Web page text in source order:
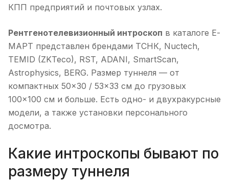
КПП предприятий и почтовых узлах.
Рентгенотелевизионный интроскоп в каталоге Е-
МАРТ представлен брендами ТСНК, Nuctech,
TEMID (ZKTeco), RST, ADANI, SmartScan,
Astrophysics, BERG. Размер туннеля — от
компактных 50×30 / 53×33 см до грузовых
100×100 см и больше. Есть одно- и двухракурсные
модели, а также установки персонального
досмотра.
Какие интроскопы бывают по
размеру туннеля